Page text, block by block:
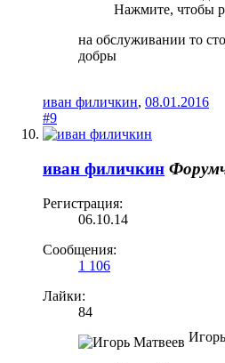
Нажмите, чтобы
на обслуживании то
добры
иван филичкин, 08.01.2016
#9
иван филичкин
Регистрация:
06.10.14
Сообщения:
1 106
Лайки:
84